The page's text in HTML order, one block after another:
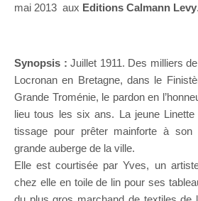
mai 2013 aux Editions Calmann Levy.
Synopsis : Juillet 1911. Des milliers
Locronan en Bretagne, dans le
Grande Troménie, le pardon en
lieu tous les six ans. La jeune
tissage pour prêter mainforte à
grande auberge de la ville.
Elle est courtisée par Yves, un
chez elle en toile de lin pour ses